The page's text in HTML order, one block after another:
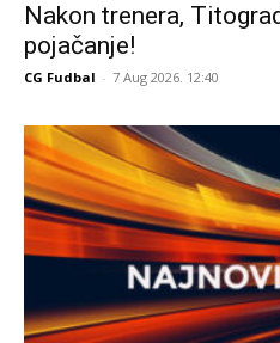
Nakon trenera,
pojačanje!
CG Fudbal - 7 Aug 2026. 12:40